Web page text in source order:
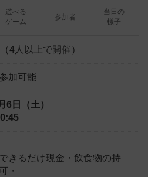
遊べる
ゲーム
参加者
当日の
様子
（4人以上で開催）
加可能
6日（土）
きるだけ現金・飲食物の持
・